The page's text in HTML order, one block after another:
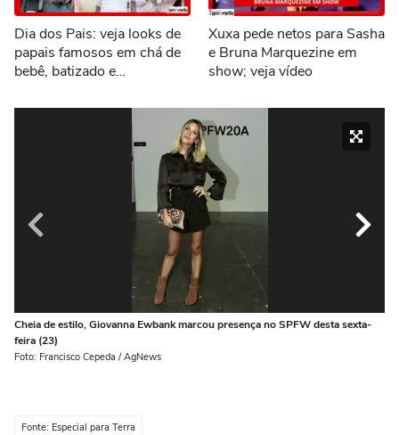
Dia dos Pais: veja looks de
papais famosos em chá de
bebê, batizado e
Xuxa pede netos para Sasha
e Bruna Marquezine em
show; veja vídeo
Cheia de estilo, Giovanna Ewbank marcou presença no SPFW desta sexta-
feira (23)
Foto: Francisco Cepeda / AgNews
Fonte: Especial para Terra